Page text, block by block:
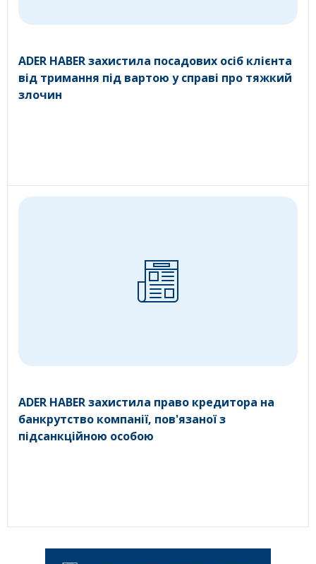
ADER HABER захистила посадових осіб клієнта
від тримання під вартою у справі про тяжкий
злочин
ADER HABER захистила право кредитора на
банкрутство компанії, пов'язаної з
підсанкційною особою